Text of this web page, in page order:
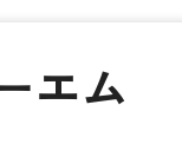
エム